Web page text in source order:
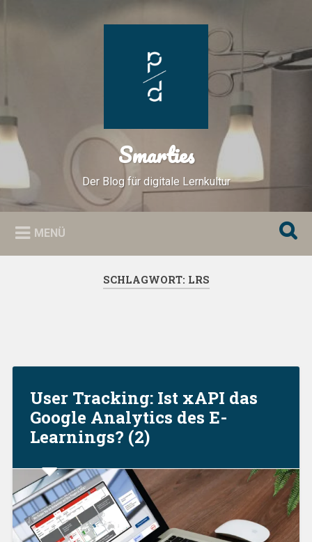
Smarties
Der Blog für digitale Lernkultur
MENÜ
SCHLAGWORT: LRS
User Tracking: Ist xAPI das
Google Analytics des E-
Learnings? (2)